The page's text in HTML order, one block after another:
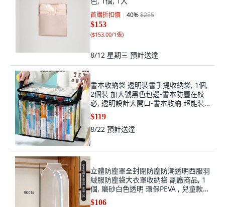
首購折扣價 40%$255
$153
($153.00/1張)
8/12 星期三 預計送達
書本收納袋 透明裝書手提收納袋, 1個,
2個裝 加大號黑色包邊-書本防塵在校
必, 透明設計大開口-書本收納 超能裝
防黴防
$119
8/22 預計送達
立體防塵罩全封閉防塵防潮透明西服羽
絨服防塵袋大衣罩收納袋 副廠商品, 1
個, 磨砂白色透明 環保PEVA , 兒童款-
高60*寬90
$106